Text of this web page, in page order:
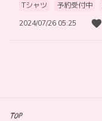
Tシャツ 予約受付中
2024/07/26 05:25
TOP